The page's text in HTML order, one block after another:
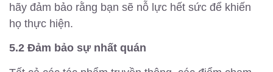
hãy đảm bảo rằng bạn sẽ nỗ lực hết sức để khiến
họ thực hiện.
5.2 Đảm bảo sự nhất quán